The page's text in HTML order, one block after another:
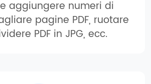
aggiungere numeri di
pagine PDF, ruotare
PDF in JPG, ecc.